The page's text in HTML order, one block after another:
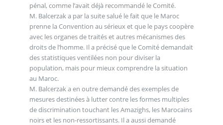
pénal, comme l’avait déjà recommandé le Comité.
M. Balcerzak a par la suite salué le fait que le Maroc
prenne la Convention au sérieux et que le pays coopère
avec les organes de traités et autres mécanismes des
droits de l’homme. Il a précisé que le Comité demandait
des statistiques ventilées non pour diviser la
population, mais pour mieux comprendre la situation
au Maroc.
M. Balcerzak a en outre demandé des exemples de
mesures destinées à lutter contre les formes multiples
de discrimination touchant les Amazighs, les Marocains
noirs et les non-ressortissants. Il a aussi demandé